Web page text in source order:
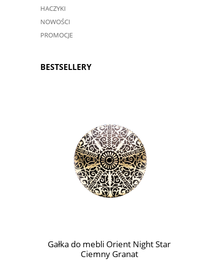
HACZYKI
NOWOŚCI
PROMOCJE
BESTSELLERY
Gałka do mebli Orient Night Star
Ciemny Granat